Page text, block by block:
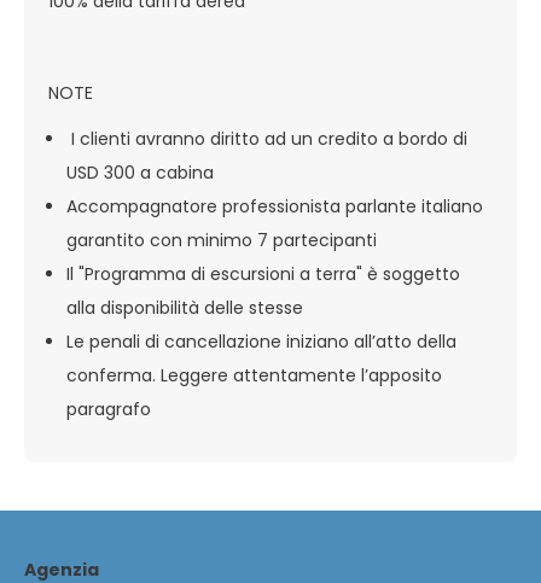
NOTE
I clienti avranno diritto ad un credito a bordo di
USD 300 a cabina
Accompagnatore professionista parlante italiano
garantito con minimo 7 partecipanti
Il "Programma di escursioni a terra" è soggetto
alla disponibilità delle stesse
Le penali di cancellazione iniziano all’atto della
conferma. Leggere attentamente l’apposito
paragrafo
Agenzia